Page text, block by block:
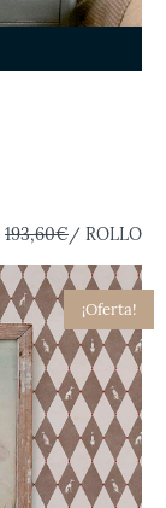
193,60€/ ROLLO
¡Oferta!